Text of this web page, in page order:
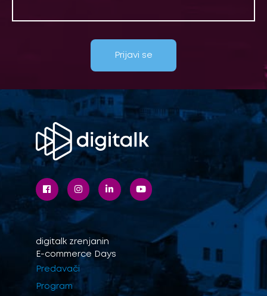
Prijavi se
digitalk zrenjanin
E-commerce Days
Predavači
Program